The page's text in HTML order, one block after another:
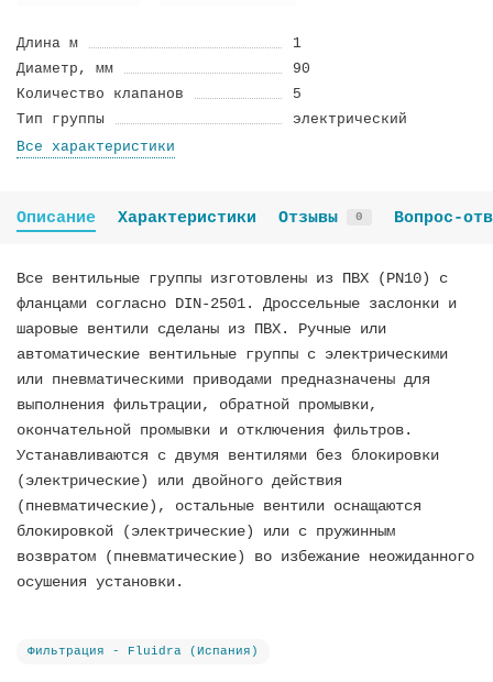
Длина м
1
Диамeтp, мм
90
Количество клапанов
5
Тип группы
электрический
Все характеристики
Описание Характеристики Отзывы 0 Вопрос-
Все вентильные группы изготовлены из ПВХ (PN10) с
фланцами согласно DIN-2501. Дроссельные заслонки и
шаровые вентили сделаны из ПВХ. Ручные или
автоматические вентильные группы с электрическими
или пневматическими приводами предназначены для
выполнения фильтрации, обратной промывки,
окончательной промывки и отключения фильтров.
Устанавливаются с двумя вентилями без блокировки
(электрические) или двойного действия
(пневматические), остальные вентили оснащаются
блокировкой (электрические) или с пружинным
возвратом (пневматические) во избежание неожиданного
осушения установки.
Фильтрация - Fluidra (Испания)